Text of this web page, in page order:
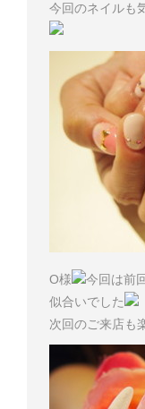
今回のネイルも
O様
今回は前
似合いでした
次回のご来店も